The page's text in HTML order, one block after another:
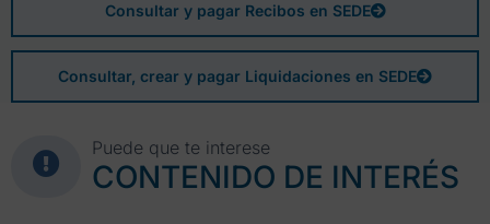
Consultar y pagar Recibos en SEDE
Consultar, crear y pagar Liquidaciones en SEDE
Puede que te interese
CONTENIDO DE INTERÉS